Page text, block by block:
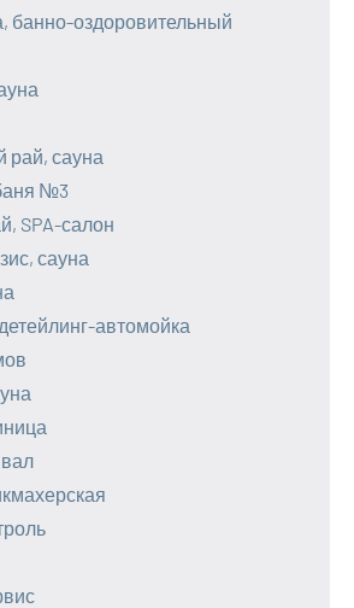
банно-оздоровительный
рай, сауна
№3
SPA-салон
сауна
автомойка